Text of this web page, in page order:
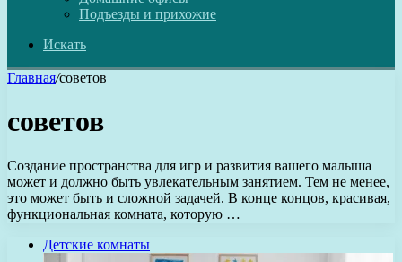
Подъезды и прихожие
Искать
Главная/советов
советов
Создание пространства для игр и развития вашего малыша
может и должно быть увлекательным занятием. Тем не менее,
это может быть и сложной задачей. В конце концов, красивая,
функциональная комната, которую …
Детские комнаты